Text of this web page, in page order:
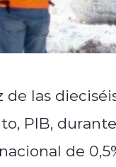
las
PIB,
de